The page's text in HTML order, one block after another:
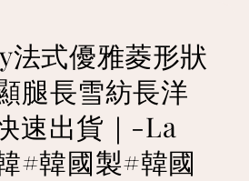
法式優雅菱形狀
腿長雪紡長洋
速出貨｜-La
#韓國製#韓國